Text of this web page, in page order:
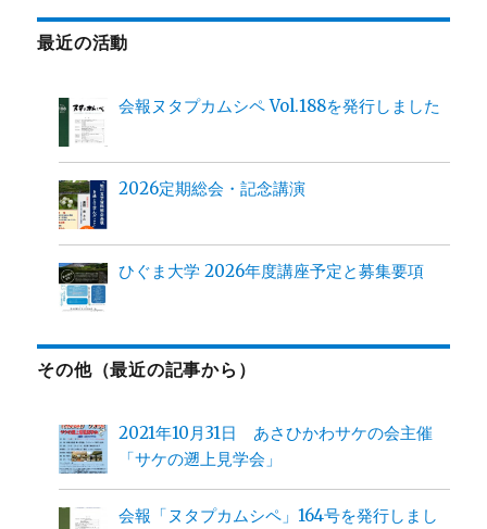
最近の活動
会報ヌタプカムシペ Vol.188を発行しました
2026定期総会・記念講演
ひぐま大学 2026年度講座予定と募集要項
その他（最近の記事から）
2021年10月31日 あさひかわサケの会主催
「サケの遡上見学会」
会報「ヌタプカムシペ」164号を発行しまし